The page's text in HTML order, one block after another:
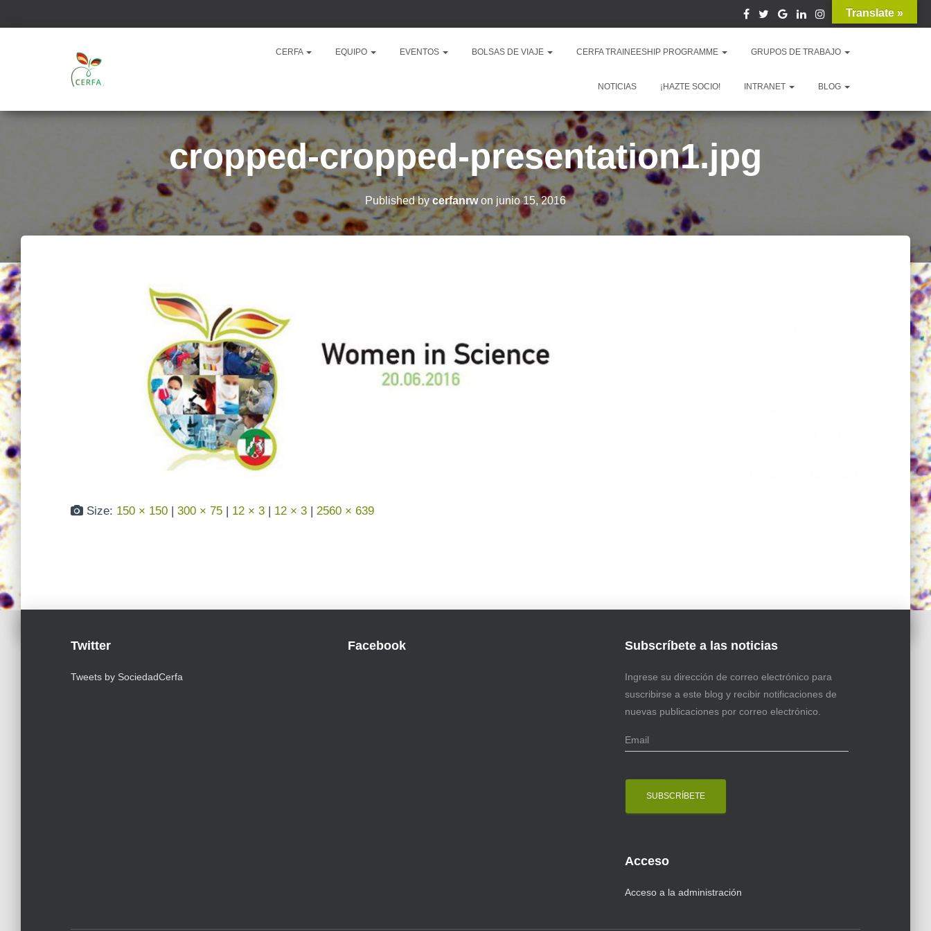
CERFA EQUIPO EVENTOS BOLSAS DE VIAJE CERFA TRAINEESHIP PROGRAMME GRUPOS DE TRABAJO
NOTICIAS ¡HAZTE SOCIO! INTRANET BLOG
cropped-cropped-presentation1.jpg
Published bycerfanrwonjunio 15, 2016
Size: 150 × 150 | 300 × 75 | 12 × 3 | 12 × 3 | 2560 × 639
Twitter
Tweets by SociedadCerfa
Facebook Subscríbete a las noticias
Ingrese su dirección de correo electrónico para
suscribirse a este blog y recibir notificaciones de
nuevas publicaciones por correo electrónico.
E
m
Acceso
Acceso a la administración
Translate »